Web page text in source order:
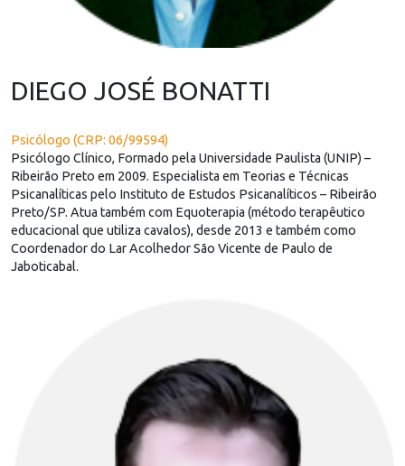
DIEGO JOSÉ BONATTI
Psicólogo (CRP: 06/99594)
Psicólogo Clínico, Formado pela Universidade Paulista (UNIP) –
Ribeirão Preto em 2009. Especialista em Teorias e Técnicas
Psicanalíticas pelo Instituto de Estudos Psicanalíticos – Ribeirão
Preto/SP. Atua também com Equoterapia (método terapêutico
educacional que utiliza cavalos), desde 2013 e também como
Coordenador do Lar Acolhedor São Vicente de Paulo de
Jaboticabal.